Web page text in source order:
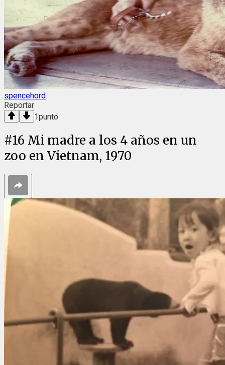
spencehord
Reportar
1punto
#16 Mi madre a los 4 años en un
zoo en Vietnam, 1970